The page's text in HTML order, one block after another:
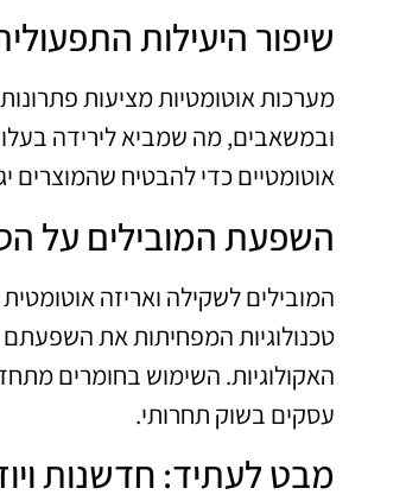
שיפור היעילות
מערכות אוטומטיות מציעות
ובמשאבים, מה שמביא לירידה
אוטומטיים כדי להבטיח שהמוצרים
השפעת המובילים על
המובילים לשקילה ואריזה
טכנולוגיות המפחיתות את
האקולוגיות. השימוש בחומרים
עסקים בשוק תחרותי.
מבט לעתיד: חדשנות